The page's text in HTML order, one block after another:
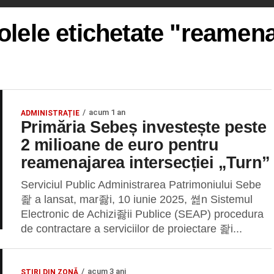
etichetate
ADMINISTRAȚIE acum 1 an
Primăria Sebeș investește peste
2 milioane de euro pentru
reamenajarea intersecției „Turn”
Serviciul Public Administrarea Patrimoniului Sebe
좙 a lansat, mar좛i, 10 iunie 2025, 쎮n Sistemul
Electronic de Achizi좛ii Publice (SEAP) procedura
de contractare a serviciilor de proiectare 좙i...
ȘTIRI DIN ZONĂ acum 3 ani